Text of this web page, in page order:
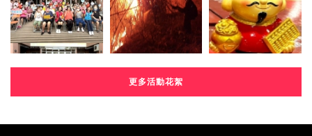
更多活動花絮